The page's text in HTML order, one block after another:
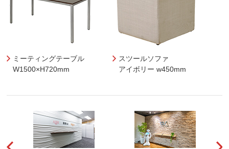
ミーティングテーブル
W1500×H720mm
スツールソファ
アイボリー w450mm